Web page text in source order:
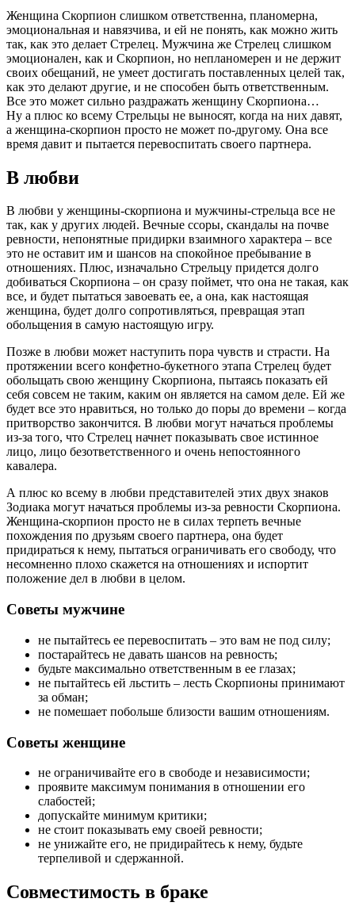
Женщина Скорпион слишком ответственна, планомерна,
эмоциональная и навязчива, и ей не понять, как можно жить
так, как это делает Стрелец. Мужчина же Стрелец слишком
эмоционален, как и Скорпион, но непланомерен и не держит
своих обещаний, не умеет достигать поставленных целей так,
как это делают другие, и не способен быть ответственным.
Все это может сильно раздражать женщину Скорпиона…
Ну а плюс ко всему Стрельцы не выносят, когда на них давят,
а женщина-скорпион просто не может по-другому. Она все
время давит и пытается перевоспитать своего партнера.
В любви
В любви у женщины-скорпиона и мужчины-стрельца все не
так, как у других людей. Вечные ссоры, скандалы на почве
ревности, непонятные придирки взаимного характера – все
это не оставит им и шансов на спокойное пребывание в
отношениях. Плюс, изначально Стрельцу придется долго
добиваться Скорпиона – он сразу поймет, что она не такая, как
все, и будет пытаться завоевать ее, а она, как настоящая
женщина, будет долго сопротивляться, превращая этап
обольщения в самую настоящую игру.
Позже в любви может наступить пора чувств и страсти. На
протяжении всего конфетно-букетного этапа Стрелец будет
обольщать свою женщину Скорпиона, пытаясь показать ей
себя совсем не таким, каким он является на самом деле. Ей же
будет все это нравиться, но только до поры до времени – когда
притворство закончится. В любви могут начаться проблемы
из-за того, что Стрелец начнет показывать свое истинное
лицо, лицо безответственного и очень непостоянного
кавалера.
А плюс ко всему в любви представителей этих двух знаков
Зодиака могут начаться проблемы из-за ревности Скорпиона.
Женщина-скорпион просто не в силах терпеть вечные
похождения по друзьям своего партнера, она будет
придираться к нему, пытаться ограничивать его свободу, что
несомненно плохо скажется на отношениях и испортит
положение дел в любви в целом.
Советы мужчине
не пытайтесь ее перевоспитать – это вам не под силу;
постарайтесь не давать шансов на ревность;
будьте максимально ответственным в ее глазах;
не пытайтесь ей льстить – лесть Скорпионы принимают
за обман;
не помешает побольше близости вашим отношениям.
Советы женщине
не ограничивайте его в свободе и независимости;
проявите максимум понимания в отношении его
слабостей;
допускайте минимум критики;
не стоит показывать ему своей ревности;
не унижайте его, не придирайтесь к нему, будьте
терпеливой и сдержанной.
Совместимость в браке